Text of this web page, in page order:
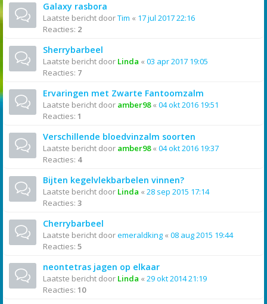
Galaxy rasbora
Laatste bericht doorTim « 17 jul 2017 22:16
Reacties: 2
Sherrybarbeel
Laatste bericht door Linda « 03 apr 2017 19:05
Reacties: 7
Ervaringen met Zwarte Fantoomzalm
Laatste bericht door amber98« 04 okt 2016 19:51
Reacties: 1
Verschillende bloedvinzalm soorten
Laatste bericht door amber98« 04 okt 2016 19:37
Reacties: 4
Bijten kegelvlekbarbelen vinnen?
Laatste bericht door Linda « 28 sep 2015 17:14
Reacties: 3
Cherrybarbeel
Laatste bericht dooremeraldking « 08 aug 2015 19:44
Reacties: 5
neontetras jagen op elkaar
Laatste bericht door Linda « 29 okt 2014 21:19
Reacties: 10